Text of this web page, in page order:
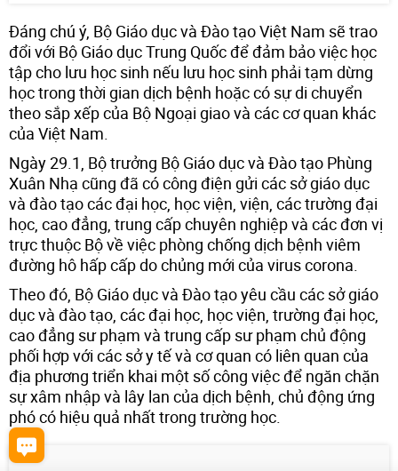
Đáng chú ý, Bộ Giáo dục và Đào tạo Việt Nam sẽ trao
đổi với Bộ Giáo dục Trung Quốc để đảm bảo việc học
tập cho lưu học sinh nếu lưu học sinh phải tạm dừng
học trong thời gian dịch bệnh hoặc có sự di chuyển
theo sắp xếp của Bộ Ngoại giao và các cơ quan khác
của Việt Nam.
Ngày 29.1, Bộ trưởng Bộ Giáo dục và Đào tạo Phùng
Xuân Nhạ cũng đã có công điện gửi các sở giáo dục
và đào tạo các đại học, học viện, viện, các trường đại
học, cao đẳng, trung cấp chuyên nghiệp và các đơn vị
trực thuộc Bộ về việc phòng chống dịch bệnh viêm
đường hô hấp cấp do chủng mới của virus corona.
Theo đó, Bộ Giáo dục và Đào tạo yêu cầu các sở giáo
dục và đào tạo, các đại học, học viện, trường đại học,
cao đẳng sư phạm và trung cấp sư phạm chủ động
phối hợp với các sở y tế và cơ quan có liên quan của
địa phương triển khai một số công việc để ngăn chặn
sự xâm nhập và lây lan của dịch bệnh, chủ động ứng
phó có hiệu quả nhất trong trường học.